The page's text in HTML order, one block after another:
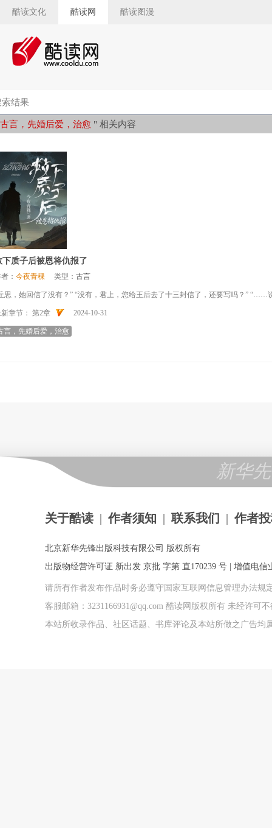
酷读文化 酷读网 酷读图漫
结果
古言，先婚后爱，治愈 " 相关内容
下质子后被恩将仇报了
： 今夜青稞 类型： 古言
思，她回信了没有？” “没有，君上，您给王后去了十三封信了，还要写吗？”
章节： 第2章 2024-10-31
言，先婚后爱，治愈
新华
关于酷读 | 作者须知 | 联系我们 | 作者
北京新华先锋出版科技有限公司 版权所有
出版物经营许可证 新出发 京批 字第 直170239 号 | 增值电
请所有作者发布作品时务必遵守国家互联网信息管理办法
客服邮箱：3231166931@qq.com 酷读网版权所有 未经许可
本站所收录作品、社区话题、书库评论及本站所做之广告均